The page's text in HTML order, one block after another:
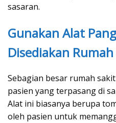
sasaran.
Gunakan Alat
Disediakan
Sebagian besar rumah
pasien yang terpasang di
Alat ini biasanya berupa
oleh pasien untuk